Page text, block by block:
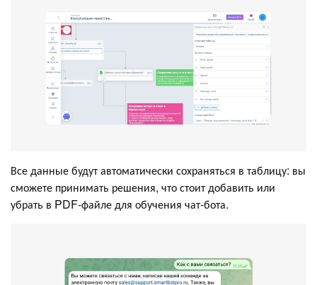
Все данные будут автоматически сохраняться в таблицу: вы
сможете принимать решения, что стоит добавить или
убрать в PDF-файле для обучения чат-бота.